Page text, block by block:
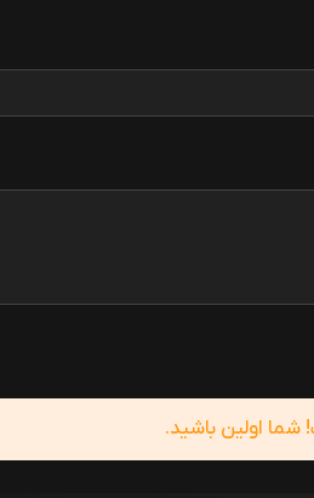
اولین باشید.